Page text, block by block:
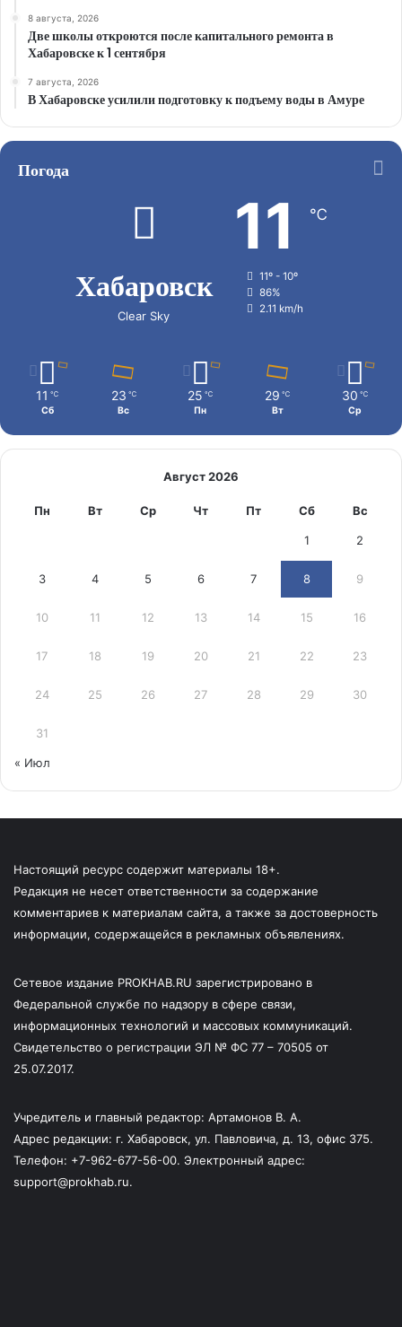
8 августа, 2026
Две школы откроются после капитального ремонта в
Хабаровске к 1 сентября
7 августа, 2026
В Хабаровске усилили подготовку к подъему воды в Амуре
Погода
Хабаровск
Clear Sky
11 ℃
11º - 10º
86%
2.11 km/h
11 ℃
Сб
23 ℃
Вс
25 ℃
Пн
29 ℃
Вт
30 ℃
Ср
Август 2026
Пн Вт Ср Чт Пт Сб Вс
1 2
3 4 5 6 7 8 9
10 11 12 13 14 15 16
17 18 19 20 21 22 23
24 25 26 27 28 29 30
31
« Июл
Настоящий ресурс содержит материалы 18+.
Редакция не несет ответственности за содержание
комментариев к материалам сайта, а также за достоверность
информации, содержащейся в рекламных объявлениях.
Сетевое издание PROKHAB.RU зарегистрировано в
Федеральной службе по надзору в сфере связи,
информационных технологий и массовых коммуникаций.
Свидетельство о регистрации ЭЛ № ФС 77 – 70505 от
25.07.2017.
Учредитель и главный редактор: Артамонов В. А.
Адрес редакции: г. Хабаровск, ул. Павловича, д. 13, офис 375.
Телефон: +7-962-677-56-00. Электронный адрес:
support@prokhab.ru.